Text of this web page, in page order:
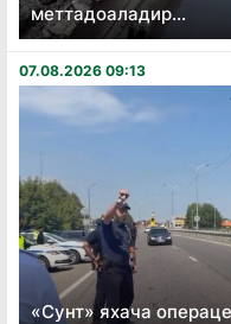
меттадоаладир...
07.08.2026 09:13
«Сунт» яхача